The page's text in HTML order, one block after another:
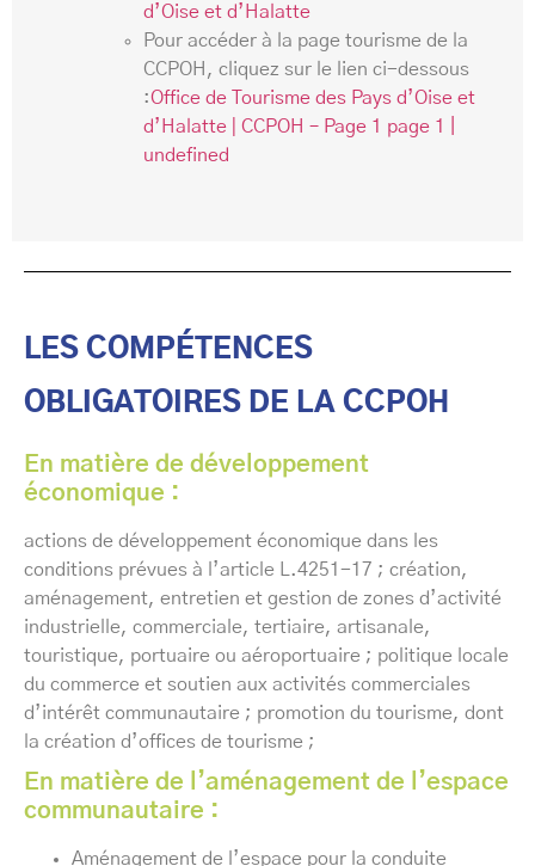
d’Oise et d’Halatte
Pour accéder à la page tourisme de la
CCPOH, cliquez sur le lien ci-dessous
:Office de Tourisme des Pays d’Oise et
d’Halatte ǀ CCPOH – Page 1 page 1 |
undefined
LES COMPÉTENCES
OBLIGATOIRES DE LA CCPOH
En matière de développement
économique :
actions de développement économique dans les
conditions prévues à l’article L.4251-17 ; création,
aménagement, entretien et gestion de zones d’activité
industrielle, commerciale, tertiaire, artisanale,
touristique, portuaire ou aéroportuaire ; politique locale
du commerce et soutien aux activités commerciales
d’intérêt communautaire ; promotion du tourisme, dont
la création d’offices de tourisme ;
En matière de l’aménagement de l’espace
communautaire :
Aménagement de l’espace pour la conduite